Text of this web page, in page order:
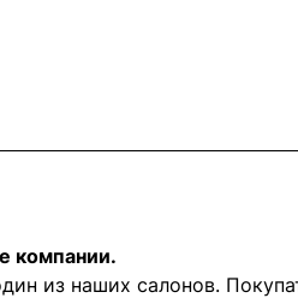
компании.
из наших салонов.